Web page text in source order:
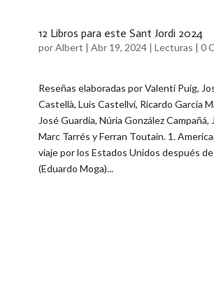
12 Libros para este Sant Jordi 2024
porAlbert | Abr 19, 2024| Lecturas | 0
Reseñas elaboradas por Valentí Puig,
Castellà, Luis Castellví, Ricardo García
José Guardia, Núria González Campañá,
Marc Tarrés y Ferran Toutain. ​1.
viaje por los Estados Unidos después
(Eduardo Moga)...